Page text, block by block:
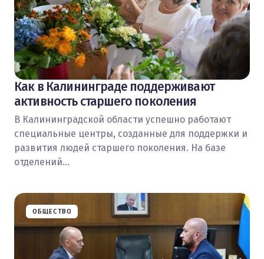
Как в Калининграде поддерживают
активность старшего поколения
В Калининградской области успешно работают
специальные центры, созданные для поддержки и
развития людей старшего поколения. На базе
отделений…
ОБЩЕСТВО